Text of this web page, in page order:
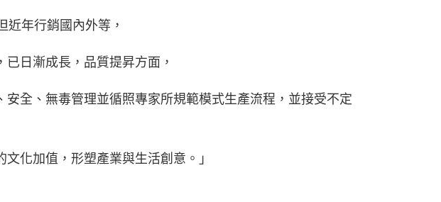
近年行銷國內外等，
日漸成長，品質提昇方面，
全、無毒管理並循照專家所規範模式生產流程，並接受不定
化加值，形塑產業與生活創意。」